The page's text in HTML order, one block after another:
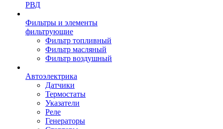
РВД
Фильтры и элементы
фильтрующие
Фильтр топливный
Фильтр масляный
Фильтр воздушный
Автоэлектрика
Датчики
Термостаты
Указатели
Реле
Генераторы